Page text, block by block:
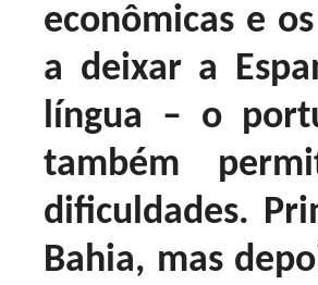
econômicas e
a deixar a
língua – o
também
dificuldades.
Bahia, mas